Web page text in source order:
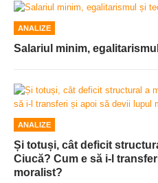
ANALIZE
Salariul minim,
ANALIZE
Și totuși, cât deficit
Ciucă? Cum e să i-l
moralist?